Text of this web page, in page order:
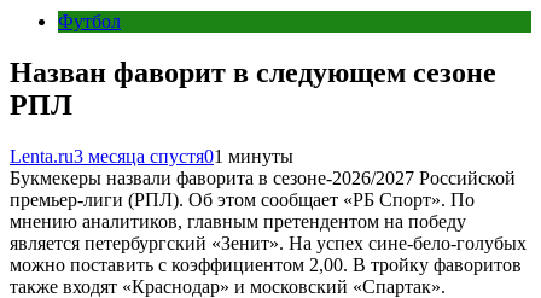
Футбол
Назван фаворит в следующем сезоне
РПЛ
Lenta.ru3 месяца спустя01 минуты
Букмекеры назвали фаворита в сезоне-2026/2027 Российской
премьер-лиги (РПЛ). Об этом сообщает «РБ Спорт». По
мнению аналитиков, главным претендентом на победу
является петербургский «Зенит». На успех сине-бело-голубых
можно поставить с коэффициентом 2,00. В тройку фаворитов
также входят «Краснодар» и московский «Спартак».